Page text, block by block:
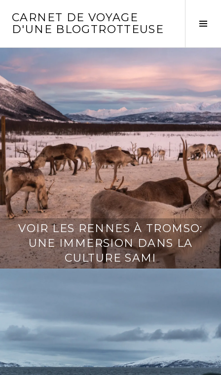
contenu
CARNET DE VOYAGE
D'UNE BLOGTROTTEUSE
VOIR LES RENNES À TROMSO:
UNE IMMERSION DANS LA
CULTURE SAMI